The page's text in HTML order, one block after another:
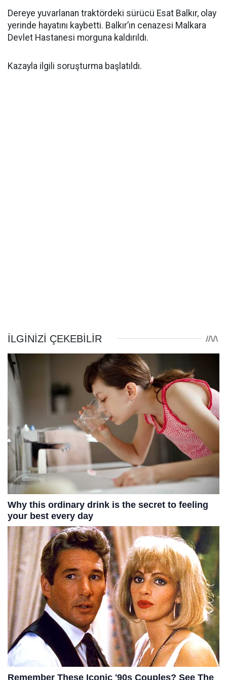
Dereye yuvarlanan traktördeki sürücü Esat Balkır, olay
yerinde hayatını kaybetti. Balkır’ın cenazesi Malkara
Devlet Hastanesi morguna kaldırıldı.
Kazayla ilgili soruşturma başlatıldı.